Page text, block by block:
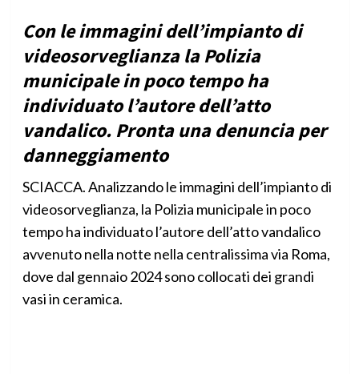
Con le immagini dell’impianto di
videosorveglianza la Polizia
municipale in poco tempo ha
individuato l’autore dell’atto
vandalico. Pronta una denuncia per
danneggiamento
SCIACCA. Analizzando le immagini dell’impianto di
videosorveglianza, la Polizia municipale in poco
tempo ha individuato l’autore dell’atto vandalico
avvenuto nella notte nella centralissima via Roma,
dove dal gennaio 2024 sono collocati dei grandi
vasi in ceramica.